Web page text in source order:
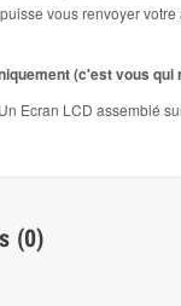
vous renvoyer
(c'est vous qui
Ecran LCD assemblé
(0)